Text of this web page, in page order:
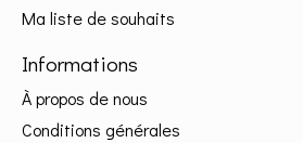
Ma liste de souhaits
Informations
À propos de nous
Conditions générales